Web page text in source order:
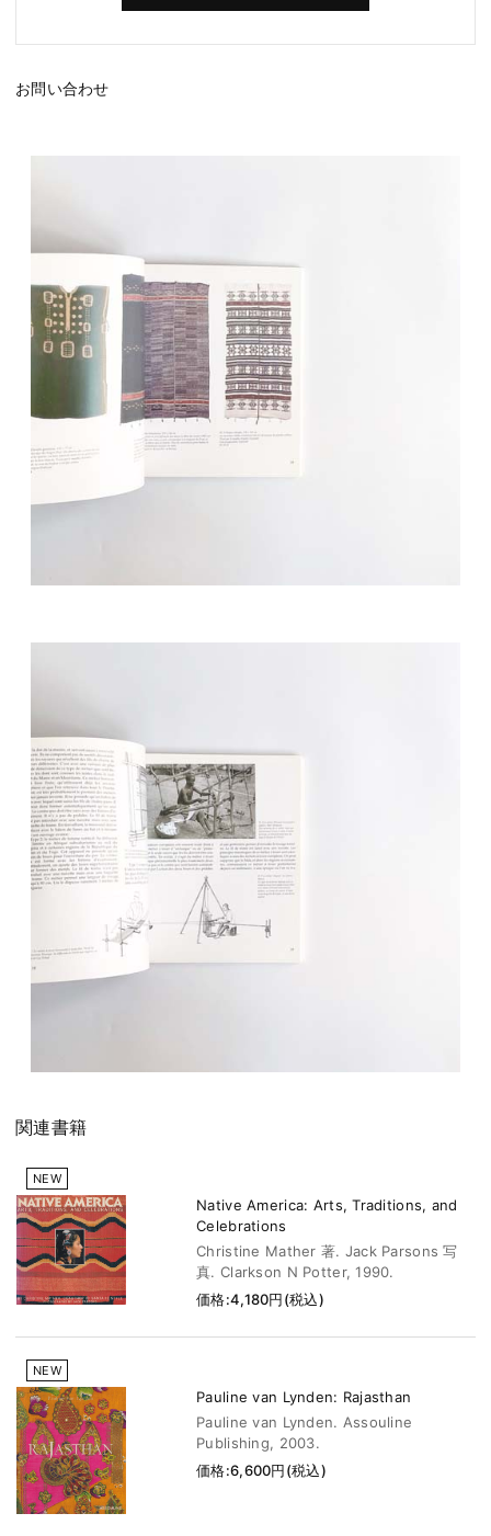
お問い合わせ
関連書籍
NEW
Native America: Arts, Traditions, and
Celebrations
Christine Mather 著. Jack Parsons 写
真. Clarkson N Potter, 1990.
価格:4,180円(税込)
NEW
Pauline van Lynden: Rajasthan
Pauline van Lynden. Assouline
Publishing, 2003.
価格:6,600円(税込)